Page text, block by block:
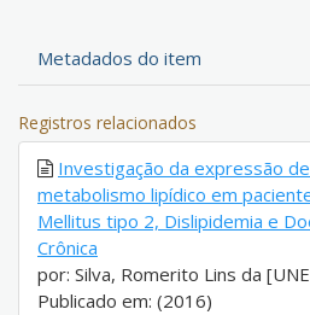
Metadados do item
Registros relacionados
Investigação da expressão
metabolismo lipídico em
Mellitus tipo 2, Dislipidemia e
Crônica
por: Silva, Romerito Lins da
Publicado em: (2016)